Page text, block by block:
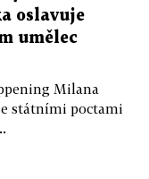
oslavuje
umělec
Milana
státními poctami